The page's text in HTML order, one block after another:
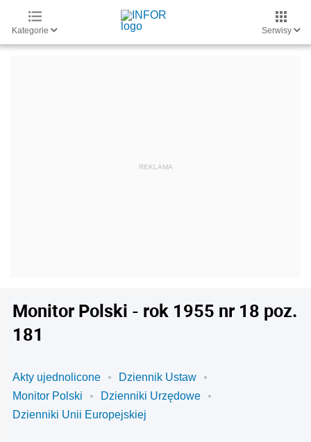
Kategorie Serwisy
Monitor Polski - rok 1955 nr 18 poz.
181
Akty ujednolicone
Dziennik Ustaw
Monitor Polski
Dzienniki Urzędowe
Dzienniki Unii Europejskiej